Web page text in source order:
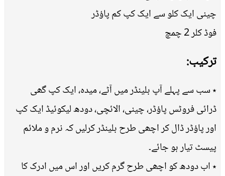
چینی ایک کلو سے ایک کپ کم پاؤڈر
فوڈ کلر 2 چمچ
ترکیب:
٭ سب سے پہلے آپ بلینڈر میں آٹے، میدہ، ایک کپ گھی
ڈرائی فروٹس پاؤڈر، چینی، الائچی، دودھ لیکوئیڈ ایک کپ
اور پاؤڈر ڈال کر اچھی طرح بلینڈر کرلیں کہ نرم و ملائم
پیسٹ تیار ہو جائے۔
٭ اب دودھ کو اچھی طرح گرم کریں اور اس میں ادرک کا